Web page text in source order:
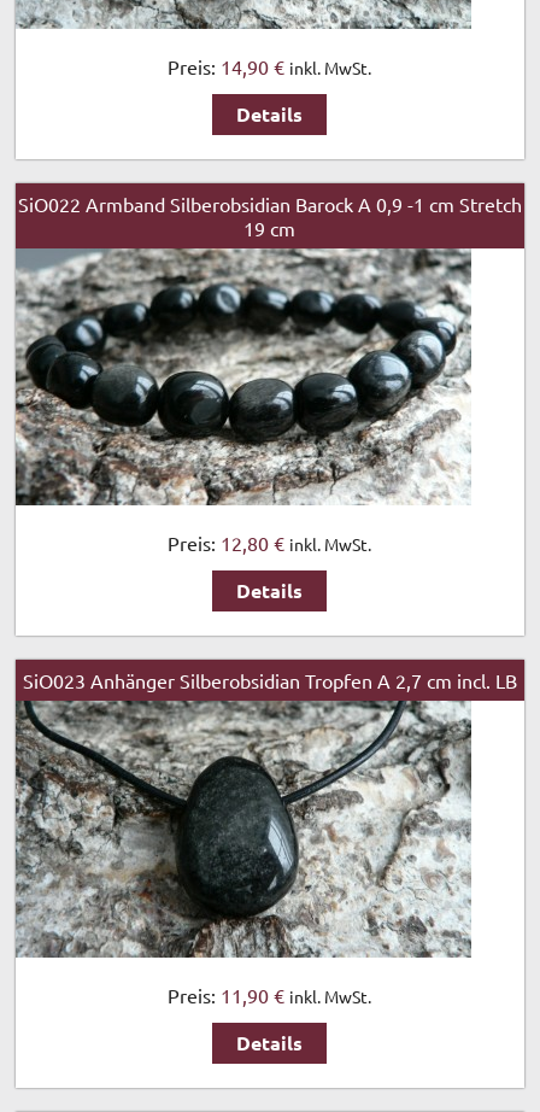
Preis: 14,90 € inkl. MwSt.
Details
SiO022 Armband Silberobsidian Barock A 0,9 -1 cm Stretch
19 cm
Preis: 12,80 € inkl. MwSt.
Details
SiO023 Anhänger Silberobsidian Tropfen A 2,7 cm incl. LB
Preis: 11,90 € inkl. MwSt.
Details